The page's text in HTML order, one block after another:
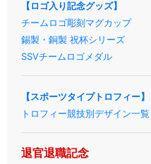
【ロゴ入り記念グッズ】
チームロゴ彫刻マグカップ
錫製・銅製 祝杯シリーズ
SSVチームロゴメダル
【スポーツタイプトロフィー】
トロフィー競技別デザイン一覧
退官退職記念